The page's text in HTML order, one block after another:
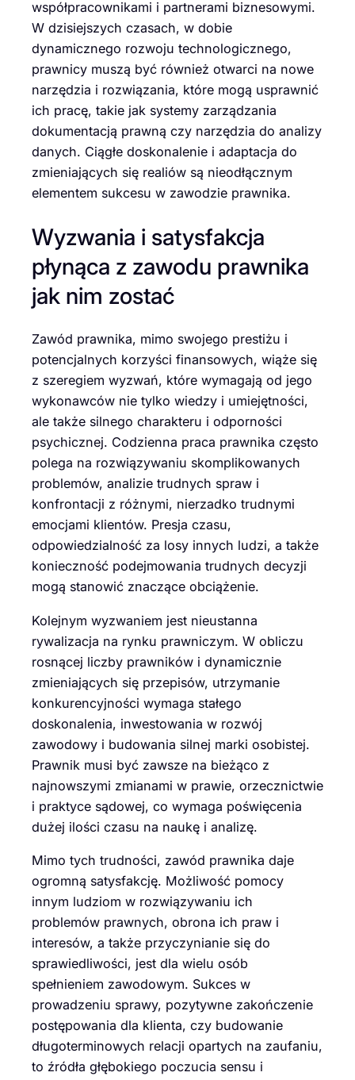
współpracownikami i partnerami biznesowymi.
W dzisiejszych czasach, w dobie
dynamicznego rozwoju technologicznego,
prawnicy muszą być również otwarci na nowe
narzędzia i rozwiązania, które mogą usprawnić
ich pracę, takie jak systemy zarządzania
dokumentacją prawną czy narzędzia do analizy
danych. Ciągłe doskonalenie i adaptacja do
zmieniających się realiów są nieodłącznym
elementem sukcesu w zawodzie prawnika.
Wyzwania i satysfakcja
płynąca z zawodu prawnika
jak nim zostać
Zawód prawnika, mimo swojego prestiżu i
potencjalnych korzyści finansowych, wiąże się
z szeregiem wyzwań, które wymagają od jego
wykonawców nie tylko wiedzy i umiejętności,
ale także silnego charakteru i odporności
psychicznej. Codzienna praca prawnika często
polega na rozwiązywaniu skomplikowanych
problemów, analizie trudnych spraw i
konfrontacji z różnymi, nierzadko trudnymi
emocjami klientów. Presja czasu,
odpowiedzialność za losy innych ludzi, a także
konieczność podejmowania trudnych decyzji
mogą stanowić znaczące obciążenie.
Kolejnym wyzwaniem jest nieustanna
rywalizacja na rynku prawniczym. W obliczu
rosnącej liczby prawników i dynamicznie
zmieniających się przepisów, utrzymanie
konkurencyjności wymaga stałego
doskonalenia, inwestowania w rozwój
zawodowy i budowania silnej marki osobistej.
Prawnik musi być zawsze na bieżąco z
najnowszymi zmianami w prawie, orzecznictwie
i praktyce sądowej, co wymaga poświęcenia
dużej ilości czasu na naukę i analizę.
Mimo tych trudności, zawód prawnika daje
ogromną satysfakcję. Możliwość pomocy
innym ludziom w rozwiązywaniu ich
problemów prawnych, obrona ich praw i
interesów, a także przyczynianie się do
sprawiedliwości, jest dla wielu osób
spełnieniem zawodowym. Sukces w
prowadzeniu sprawy, pozytywne zakończenie
postępowania dla klienta, czy budowanie
długoterminowych relacji opartych na zaufaniu,
to źródła głębokiego poczucia sensu i